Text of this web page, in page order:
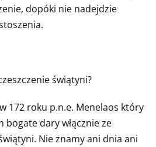
dopóki nie nadejdzie
świątyni?
172 roku p.n.e. Menelaos który
bogate dary włącznie ze
Nie znamy ani dnia ani